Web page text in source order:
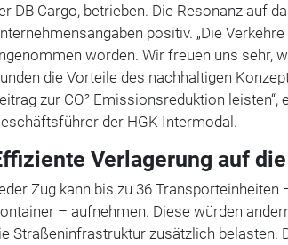
DB Cargo, betrieben. Die Resonanz auf
positiv. „Die
worden. Wir freuen uns sehr,
die Vorteile des nachhaltigen
zur CO² Emissionsreduktion leisten“,
der HGK Intermodal.
Verlagerung auf
Zug kann bis zu 36 Transporteinheiten
– aufnehmen. Diese würden
Straßeninfrastruktur zusätzlich belasten.